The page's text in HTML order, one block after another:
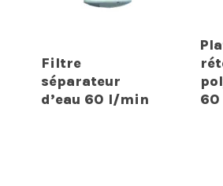
Filtre
séparateur
d’eau 60 l/min
60